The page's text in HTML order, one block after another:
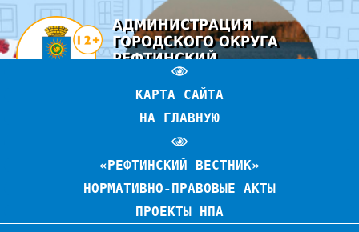
АДМИНИСТРАЦИЯ
ГОРОДСКОГО ОКРУГА
РЕФТИНСКИЙ
ОФИЦИАЛЬНЫЙ САЙТ
КАРТА САЙТА
НА ГЛАВНУЮ
«РЕФТИНСКИЙ ВЕСТНИК»
НОРМАТИВНО-ПРАВОВЫЕ АКТЫ
ПРОЕКТЫ НПА